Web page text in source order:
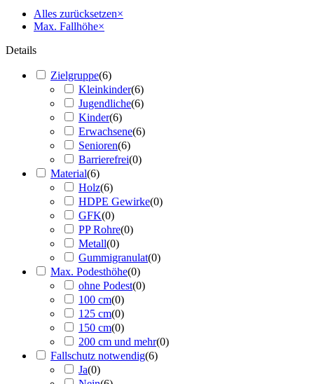
Alles zurücksetzen×
Max. Fallhöhe×
Details
Zielgruppe(6)
Kleinkinder(6)
Jugendliche(6)
Kinder(6)
Erwachsene(6)
Senioren(6)
Barrierefrei(0)
Material(6)
Holz(6)
HDPE Gewirke(0)
GFK(0)
PP Rohre(0)
Metall(0)
Gummigranulat(0)
Max. Podesthöhe(0)
ohne Podest(0)
100 cm(0)
125 cm(0)
150 cm(0)
200 cm und mehr(0)
Fallschutz notwendig(6)
Ja(0)